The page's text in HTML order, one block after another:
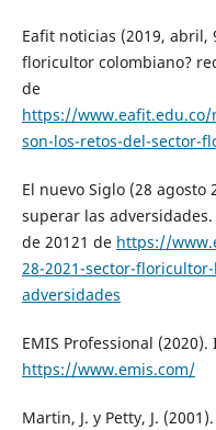
Eafit noticias (2019, abril,
floricultor colombiano?
de
https://
son-los-retos-del-sector-
El nuevo Siglo (28
superar las
de 20121 de https://
28-2021-sector-
adversidades
EMIS Professional
https://www.emis.com/
Martin, J. y Petty, J.